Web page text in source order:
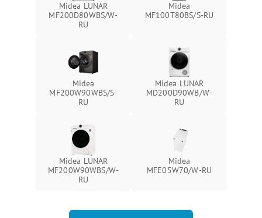
Midea LUNAR
MF200D80WBS/W-
RU
Midea
MF100T80BS/S-RU
Midea
MF200W90WBS/S-
RU
Midea LUNAR
MD200D90WB/W-
RU
Midea LUNAR
MF200W90WBS/W-
RU
Midea
MFE05W70/W-RU